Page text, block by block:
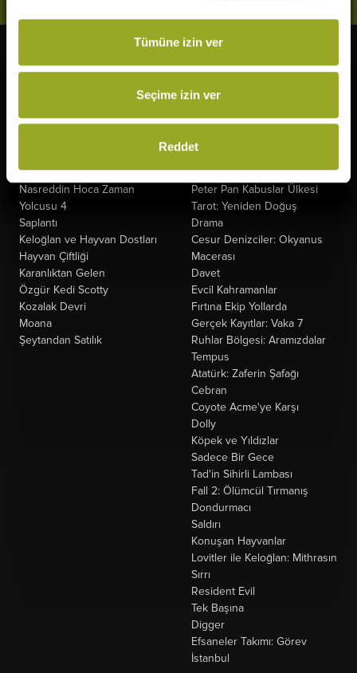
Tümüne izin ver
Seçime izin ver
Reddet
Vizyonda
Örümcek-Adam: Yepyeni Bir
The Odyssey
Ziyaretçiler: Hesaplaşma
Nasreddin Hoca Zaman
Yolcusu 4
Saplantı
Keloğlan ve Hayvan Dostları
Hayvan Çiftliği
Karanlıktan Gelen
Özgür Kedi Scotty
Kozalak Devri
Moana
Şeytandan Satılık
Yakında
Kurtuluş Projesi
Fırtınadan Önce
Oak Caddesi'nin Sonu
Paw Patrol: Dino Filmi
Peter Pan Kabuslar Ülkesi
Tarot: Yeniden Doğuş
Drama
Cesur Denizciler: Okyanus
Macerası
Davet
Evcil Kahramanlar
Fırtına Ekip Yollarda
Gerçek Kayıtlar: Vaka 7
Ruhlar Bölgesi: Aramızdalar
Tempus
Atatürk: Zaferin Şafağı
Cebran
Coyote Acme'ye Karşı
Dolly
Köpek ve Yıldızlar
Sadece Bir Gece
Tad'in Sihirli Lambası
Fall 2: Ölümcül Tırmanış
Dondurmacı
Saldırı
Konuşan Hayvanlar
Lovitler ile Keloğlan: Mithrasın
Sırrı
Resident Evil
Tek Başına
Digger
Efsaneler Takımı: Görev
İstanbul